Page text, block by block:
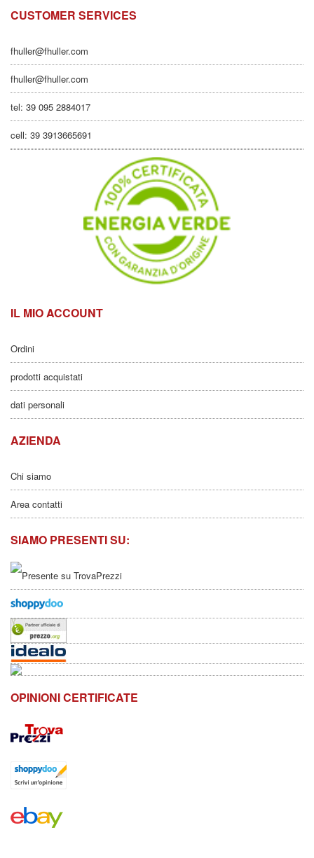
CUSTOMER SERVICES
fhuller@fhuller.com
fhuller@fhuller.com
tel: 39 095 2884017
cell: 39 3913665691
IL MIO ACCOUNT
Ordini
prodotti acquistati
dati personali
AZIENDA
Chi siamo
Area contatti
SIAMO PRESENTI SU:
OPINIONI CERTIFICATE